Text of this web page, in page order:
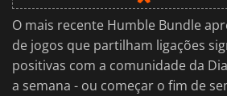
O mais recente Humble Bundle
de jogos que partilham ligações
positivas com a comunidade da
a semana - ou começar o fim de